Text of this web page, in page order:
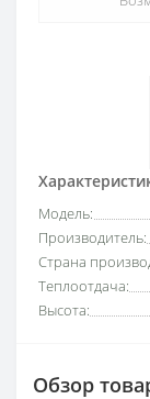
Модель:
Производитель:
Страна
Теплоотдача:
Высота:
Обзор